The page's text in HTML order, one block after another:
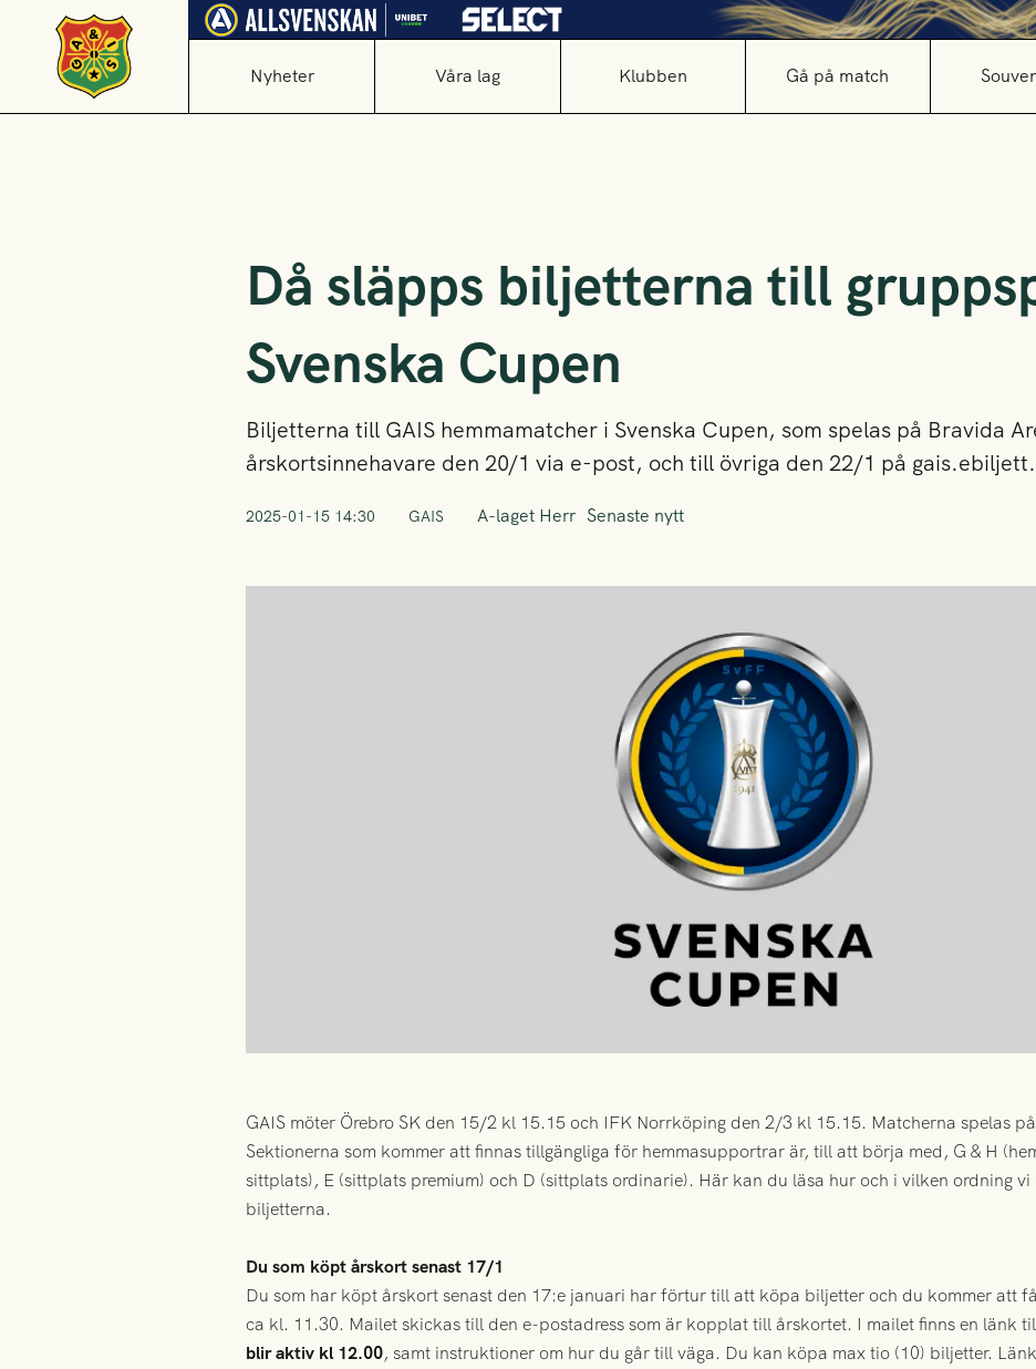
Nyheter Våra lag Klubben Gå på match
Då släpps biljetterna till
Svenska Cupen
Biljetterna till GAIS hemmamatcher i Svenska Cupen, som spelas på Bravida
årskortsinnehavare den 20/1 via e-post, och till övriga den 22/1 på
2025-01-15 14:30 GAIS A-laget Herr Senaste nytt
GAIS möter Örebro SK den 15/2 kl 15.15 och IFK Norrköping den 2/3 kl 15.15. Matcherna spelas
Sektionerna som kommer att finnas tillgängliga för hemmasupportrar är, till att börja med, G & H
sittplats), E (sittplats premium) och D (sittplats ordinarie). Här kan du läsa hur och i vilken ordning
biljetterna.
Du som köpt årskort senast 17/1
Du som har köpt årskort senast den 17:e januari har förtur till att köpa biljetter och du kommer att
ca kl. 11.30. Mailet skickas till den e-postadress som är kopplat till årskortet. I mailet finns en länk
blir aktiv kl 12.00, samt instruktioner om hur du går till väga. Du kan köpa max tio (10) biljetter.